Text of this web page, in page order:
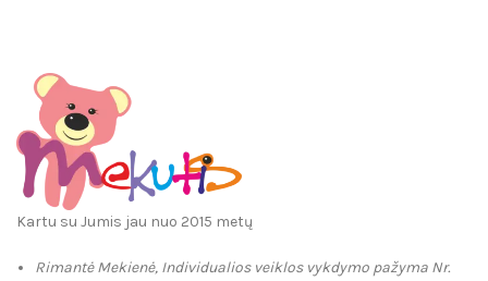
Kartu su Jumis jau nuo 2015 metų
Rimantė Mekienė, Individualios veiklos vykdymo pažyma Nr.